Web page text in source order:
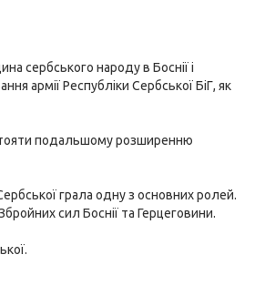
сербського народу в Боснії і
армії Республіки Сербської БіГ, як
подальшому розширенню
грала одну з основних ролей.
сил Боснії та Герцеговини.